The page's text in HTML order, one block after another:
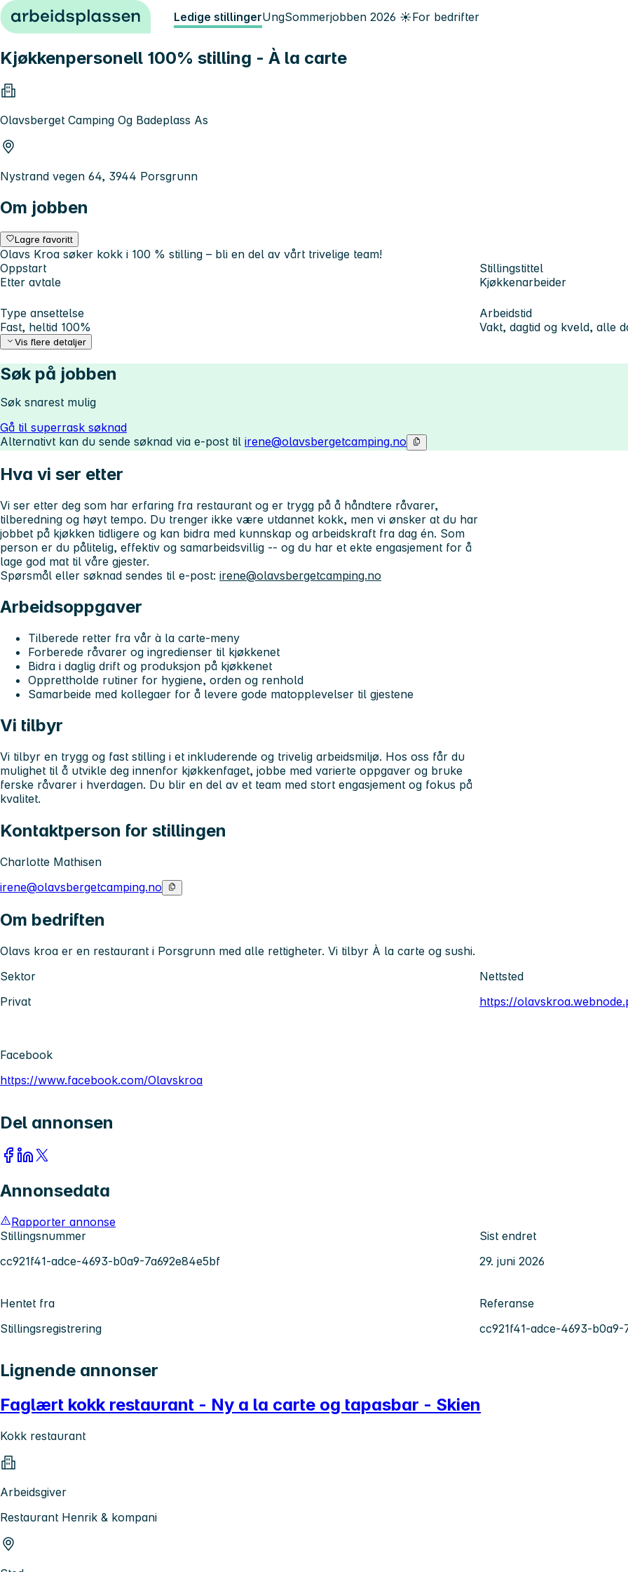
Hopp til innhold Ledige stillingerUngSommerjobben 2026 ☀️For bedrifter
Kjøkkenpersonell 100% stilling - À la carte
Olavsberget Camping Og Badeplass As
Nystrand vegen 64, 3944 Porsgrunn
Om jobben
Lagre favoritt
Olavs Kroa søker kokk i 100 % stilling – bli en del av vårt trivelige team!
Oppstart
Etter avtale
Stillingstittel
Kjøkkenarbeider
Type ansettelse
Fast, heltid 100%
Arbeidstid
Vakt, dagtid og kveld, alle
Vis flere detaljer
Søk på jobben
Søk snarest mulig
Gå til superrask søknad
Alternativt kan du sende søknad via e-post til irene@olavsbergetcamping.no
Hva vi ser etter
Vi ser etter deg som har erfaring fra restaurant og er trygg på å håndtere råvarer,
tilberedning og høyt tempo. Du trenger ikke være utdannet kokk, men vi ønsker at du har
jobbet på kjøkken tidligere og kan bidra med kunnskap og arbeidskraft fra dag én. Som
person er du pålitelig, effektiv og samarbeidsvillig -- og du har et ekte engasjement for å
lage god mat til våre gjester.
Spørsmål eller søknad sendes til e-post: irene@olavsbergetcamping.no
Arbeidsoppgaver
Tilberede retter fra vår à la carte-meny
Forberede råvarer og ingredienser til kjøkkenet
Bidra i daglig drift og produksjon på kjøkkenet
Opprettholde rutiner for hygiene, orden og renhold
Samarbeide med kollegaer for å levere gode matopplevelser til gjestene
Vi tilbyr
Vi tilbyr en trygg og fast stilling i et inkluderende og trivelig arbeidsmiljø. Hos oss får du
mulighet til å utvikle deg innenfor kjøkkenfaget, jobbe med varierte oppgaver og bruke
ferske råvarer i hverdagen. Du blir en del av et team med stort engasjement og fokus på
kvalitet.
Kontaktperson for stillingen
Charlotte Mathisen
irene@olavsbergetcamping.no
Om bedriften
Olavs kroa er en restaurant i Porsgrunn med alle rettigheter. Vi tilbyr À la carte og sushi.
Sektor
Privat
Nettsted
https://
Facebook
https://www.facebook.com/Olavskroa
Del annonsen
Annonsedata
Rapporter annonse
Stillingsnummer
cc921f41-adce-4693-b0a9-7a692e84e5bf
Sist endret
29. juni 2026
Hentet fra
Stillingsregistrering
Referanse
cc921f41-adce-4693-b0a9-
Lignende annonser
Faglært kokk restaurant - Ny a la carte og tapasbar - Skien
Kokk restaurant
Arbeidsgiver
Restaurant Henrik & kompani